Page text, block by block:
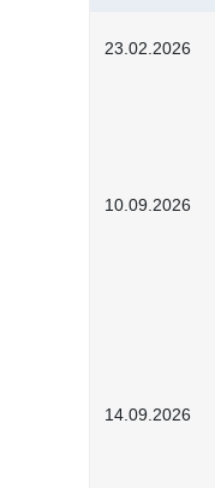
23.02.2026
10.09.2026
14.09.2026